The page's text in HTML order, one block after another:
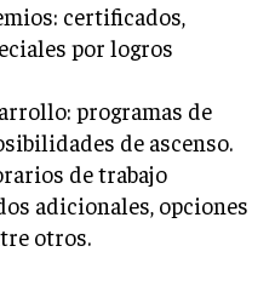
certificados,
por logros
programas de
de ascenso.
de trabajo
adicionales, opciones
otros.